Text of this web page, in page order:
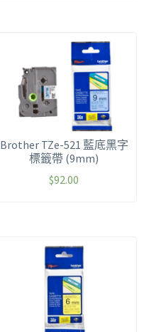
Brother TZe-521 藍底黑字
標籤帶 (9mm)
$92.00